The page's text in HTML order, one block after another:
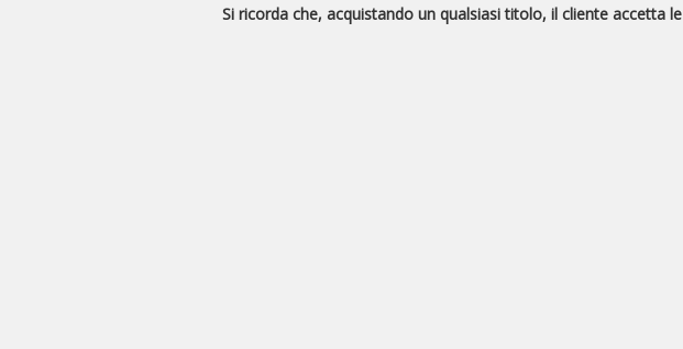
Si ricorda che, acquistando un qualsiasi titolo, il cliente accetta le